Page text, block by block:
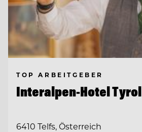
TOP ARBEITGEBER
Interalpen-Hotel Tyrol
6410 Telfs, Österreich